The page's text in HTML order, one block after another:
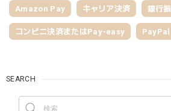
Amazon Pay キャリア決済 銀行
コンビニ決済またはPay-easy PayPal
SEARCH